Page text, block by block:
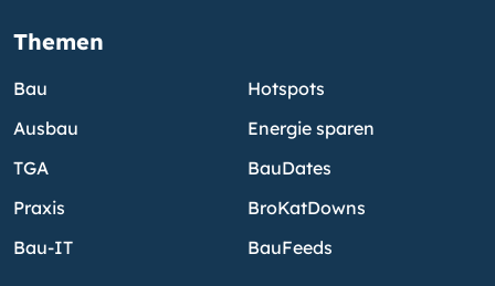
Themen
Bau
Ausbau
TGA
Praxis
Bau-IT
Hotspots
Energie sparen
BauDates
BroKatDowns
BauFeeds